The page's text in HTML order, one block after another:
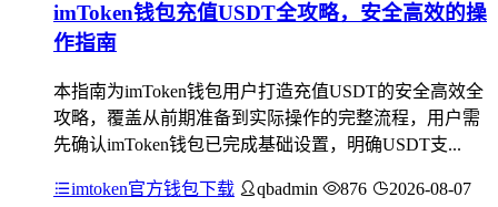
imToken钱包充值USDT全攻略，安全高效的操
作指南
本指南为imToken钱包用户打造充值USDT的安全高效全
攻略，覆盖从前期准备到实际操作的完整流程，用户需
先确认imToken钱包已完成基础设置，明确USDT支...
imtoken官方钱包下载 qbadmin 876 2026-08-07